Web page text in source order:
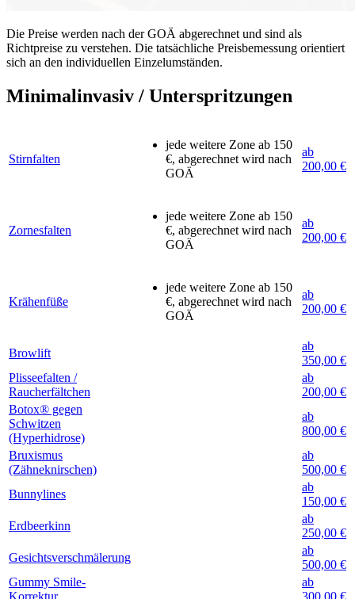
Die Preise werden nach der GOÄ abgerechnet und sind als
Richtpreise zu verstehen. Die tatsächliche Preisbemessung orientiert
sich an den individuellen Einzelumständen.
Minimalinvasiv / Unterspritzungen
Stirnfalten
jede weitere Zone ab 150
€, abgerechnet wird nach
GOÄ
ab
200,00 €
Zornesfalten
jede weitere Zone ab 150
€, abgerechnet wird nach
GOÄ
ab
200,00 €
Krähenfüße
jede weitere Zone ab 150
€, abgerechnet wird nach
GOÄ
ab
200,00 €
Browlift
ab
350,00 €
Plisseefalten /
Raucherfältchen
ab
200,00 €
Botox® gegen
Schwitzen
(Hyperhidrose)
ab
800,00 €
Bruxismus
(Zähneknirschen)
ab
500,00 €
Bunnylines
ab
150,00 €
Erdbeerkinn
ab
250,00 €
Gesichtsverschmälerung
ab
500,00 €
Gummy Smile-
Korrektur
ab
300,00 €